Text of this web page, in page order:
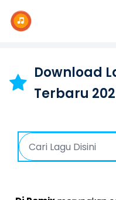
Download
Terbaru